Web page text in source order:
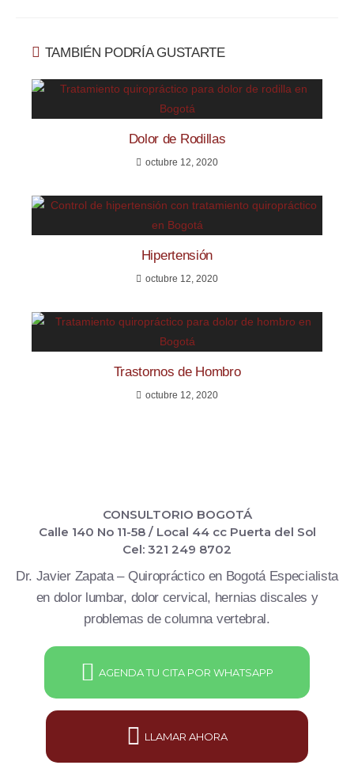
TAMBIÉN PODRÍA GUSTARTE
Dolor de Rodillas
octubre 12, 2020
Hipertensión
octubre 12, 2020
Trastornos de Hombro
octubre 12, 2020
CONSULTORIO BOGOTÁ
Calle 140 No 11-58 / Local 44 cc Puerta del Sol
Cel: 321 249 8702
Dr. Javier Zapata – Quiropráctico en Bogotá Especialista
en dolor lumbar, dolor cervical, hernias discales y
problemas de columna vertebral.
AGENDA TU CITA POR WHATSAPP
LLAMAR AHORA